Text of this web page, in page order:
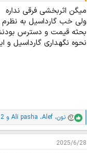
میگن اثربخشی فرقی نداره
ولی خب گارداسیل به نظرم
بحثه قیمت و دسترس
نحوه نگهداری گارداسیل و
ا
م
ت
ی
نون، Alef، Ali pasha و 2 نفر دیگر
2025/6/28